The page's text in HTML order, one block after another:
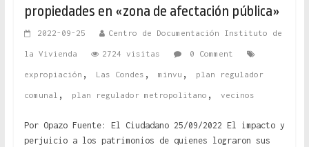
propiedades en «zona de afectación pública»
2022-09-25 Centro de Documentación Instituto de
la Vivienda 2724 visitas 0 Comment
expropiación , Las Condes , minvu , plan regulador
comunal , plan regulador metropolitano , vecinos
Por Opazo Fuente: El Ciudadano 25/09/2022 El impacto y
perjuicio a los patrimonios de quienes lograron sus